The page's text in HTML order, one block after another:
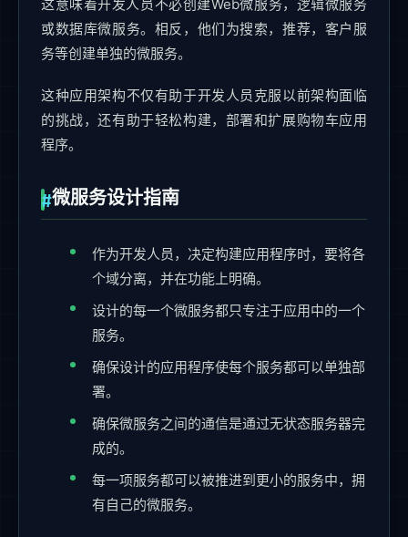
这意味着开发人员不必创建Web微服务，逻辑微服务
或数据库微服务。相反，他们为搜索，推荐，客户服
务等创建单独的微服务。
这种应用架构不仅有助于开发人员克服以前架构面临
的挑战，还有助于轻松构建，部署和扩展购物车应用
程序。
微服务设计指南
作为开发人员，决定构建应用程序时，要将各
个域分离，并在功能上明确。
设计的每一个微服务都只专注于应用中的一个
服务。
确保设计的应用程序使每个服务都可以单独部
署。
确保微服务之间的通信是通过无状态服务器完
成的。
每一项服务都可以被推进到更小的服务中，拥
有自己的微服务。